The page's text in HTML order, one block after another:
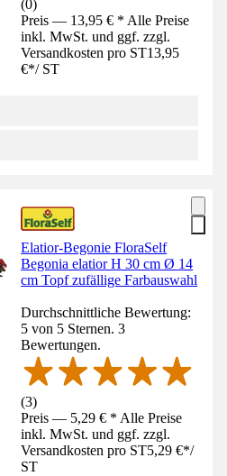
(0)
Preis — 13,95 € * Alle Preise
inkl. MwSt. und ggf. zzgl.
Versandkosten pro ST13,95
€*/ ST
Elatior-Begonie FloraSelf
Begonia elatior H 30 cm Ø 14
cm Topf zufällige Farbauswahl
Durchschnittliche Bewertung:
5 von 5 Sternen. 3
Bewertungen.
(3)
Preis — 5,29 € * Alle Preise
inkl. MwSt. und ggf. zzgl.
Versandkosten pro ST5,29 €*/
ST